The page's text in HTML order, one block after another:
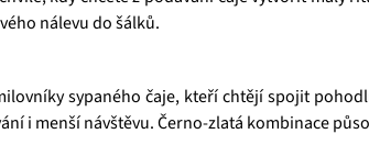
nálevu do šálků.
sypaného čaje, kteří chtějí spojit
i menší návštěvu. Černo-zlatá kombinace